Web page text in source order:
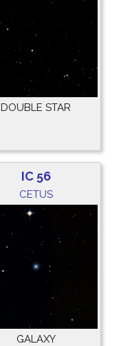
DOUBLE STAR
IC 56
CETUS
GALAXY